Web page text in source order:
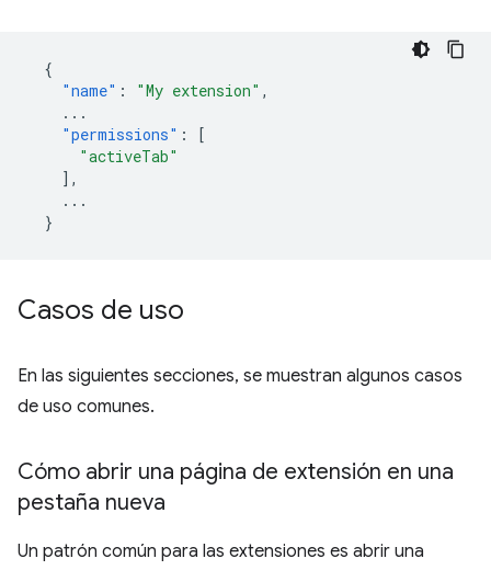
{
"name" : "My extension" ,
...
"permissions" :
[
"activeTab"
],
...
}
Casos de uso
En las siguientes secciones, se muestran algunos casos
de uso comunes.
Cómo abrir una página de extensión en una
pestaña nueva
Un patrón común para las extensiones es abrir una